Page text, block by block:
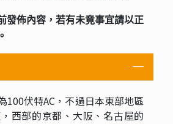
發佈內容，若有未竟事宜請以正
100伏特AC，不過日本東部地區
西部的京都、大阪、名古屋的